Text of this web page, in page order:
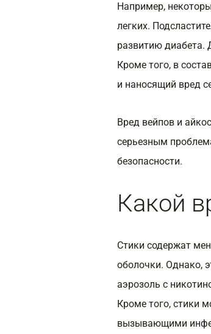
Например,
легких.
развитию диабета.
Кроме того, в
и наносящий вред
Вред вейпов и
серьезным
безопасности.
Какой
Стики содержат
оболочки. Однако,
аэрозоль с
Кроме того, стики
вызывающими